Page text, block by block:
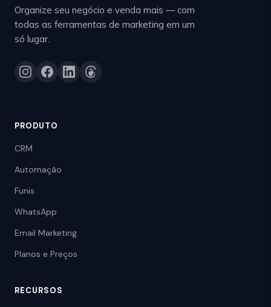
Organize seu negócio e venda mais — com
todas as ferramentas de marketing em um
só lugar.
PRODUTO
CRM
Automação
Funis
WhatsApp
Email Marketing
Planos e Preços
RECURSOS